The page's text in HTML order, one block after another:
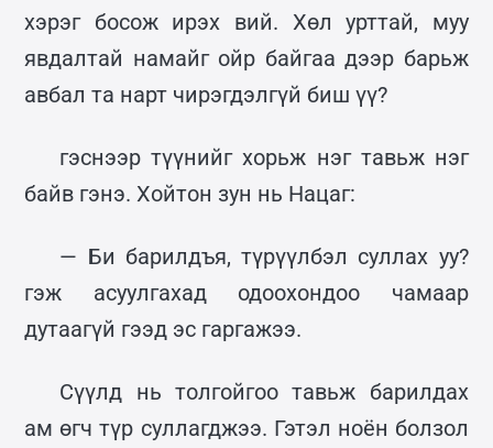
хэрэг босож ирэх вий. Хөл урттай, муу
явдалтай намайг ойр байгаа дээр барьж
авбал та нарт чирэгдэлгүй биш үү?
гэснээр түүнийг хорьж нэг тавьж нэг
байв гэнэ. Хойтон зун нь Нацаг:
— Би барилдъя, түрүүлбэл суллах уу?
гэж асуулгахад одоохондоо чамаар
дутаагүй гээд эс гаргажээ.
Сүүлд нь толгойгоо тавьж барилдах
ам өгч түр суллагджээ. Гэтэл ноён болзол